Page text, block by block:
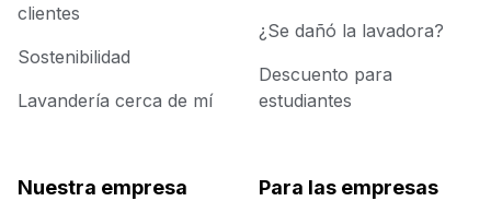
clientes
Sostenibilidad
Lavandería cerca de mí
¿Se dañó la lavadora?
Descuento para
estudiantes
Nuestra empresa Para las empresas